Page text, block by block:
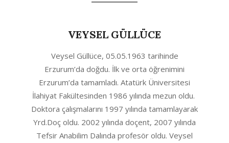
VEYSEL GÜLLÜCE
Veysel Güllüce, 05.05.1963 tarihinde
Erzurum’da doğdu. İlk ve orta öğrenimini
Erzurum’da tamamladı. Atatürk Üniversitesi
İlahiyat Fakültesinden 1986 yılında mezun oldu.
Doktora çalışmalarını 1997 yılında tamamlayarak
Yrd.Doç oldu. 2002 yılında doçent, 2007 yılında
Tefsir Anabilim Dalında profesör oldu. Veysel